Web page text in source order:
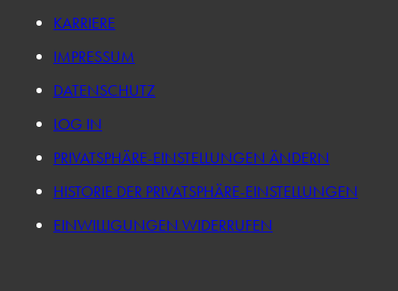
KARRIERE
IMPRESSUM
DATENSCHUTZ
LOG IN
PRIVATSPHÄRE-EINSTELLUNGEN ÄNDERN
HISTORIE DER PRIVATSPHÄRE-EINSTELLUNGEN
EINWILLIGUNGEN WIDERRUFEN